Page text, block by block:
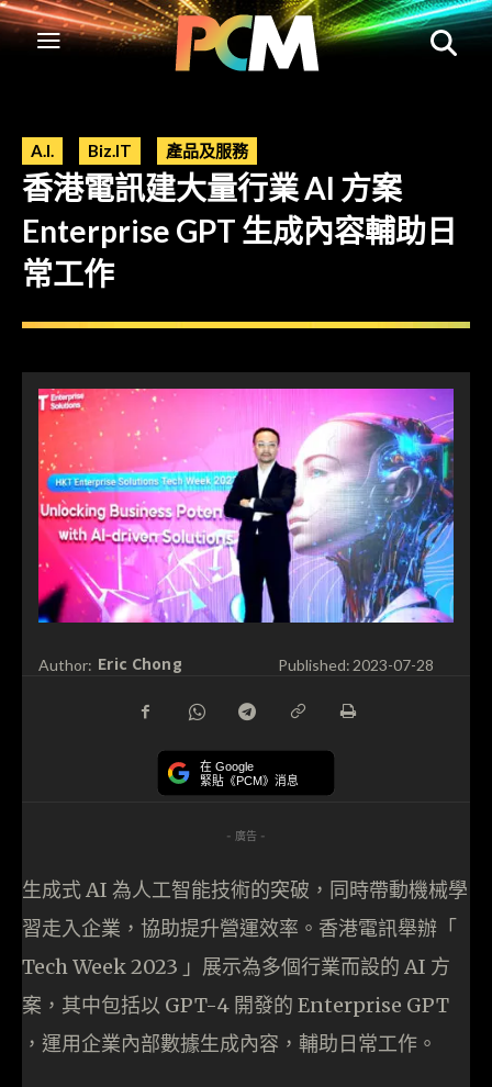
A.I. Biz.IT 產品及服務
香港電訊建大量行業 AI 方案
Enterprise GPT 生成內容輔助日
常工作
Author: Eric Chong Published: 2023-07-28
在 Google
緊貼《PCM》消息
- 廣告 -
生成式 AI 為人工智能技術的突破，同時帶動機械學
習走入企業，協助提升營運效率。香港電訊舉辦「
Tech Week 2023 」展示為多個行業而設的 AI 方
案，其中包括以 GPT-4 開發的 Enterprise GPT
，運用企業內部數據生成內容，輔助日常工作。